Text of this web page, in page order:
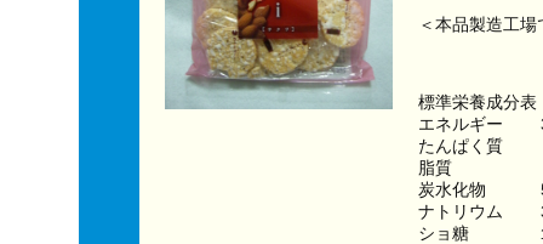
＜本品製造工
標準栄養成分表
エネルギー　
たんぱく質　　
脂質　　　　　
炭水化物　　　
ナトリウム　　
ショ糖　　　　